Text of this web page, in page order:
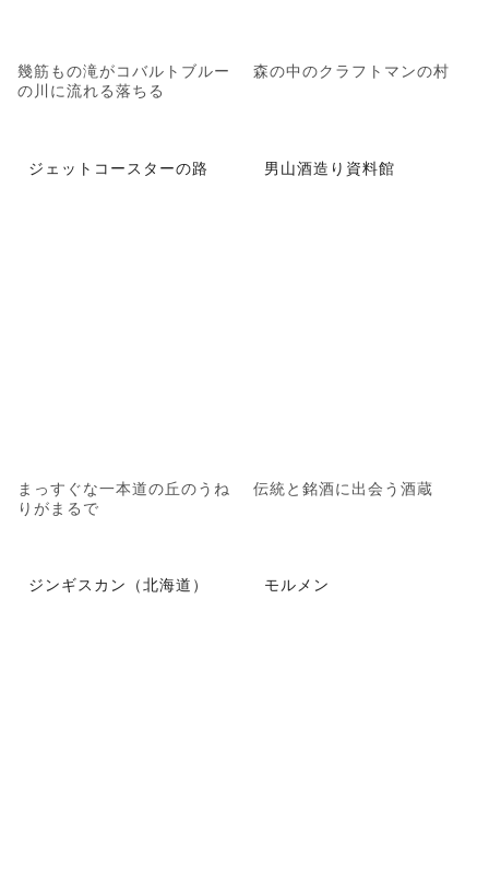
幾筋もの滝がコバルトブルー
の川に流れる落ちる
森の中のクラフトマンの村
ジェットコースターの路
まっすぐな一本道の丘のうね
りがまるで
男山酒造り資料館
伝統と銘酒に出会う酒蔵
ジンギスカン（北海道） モルメン